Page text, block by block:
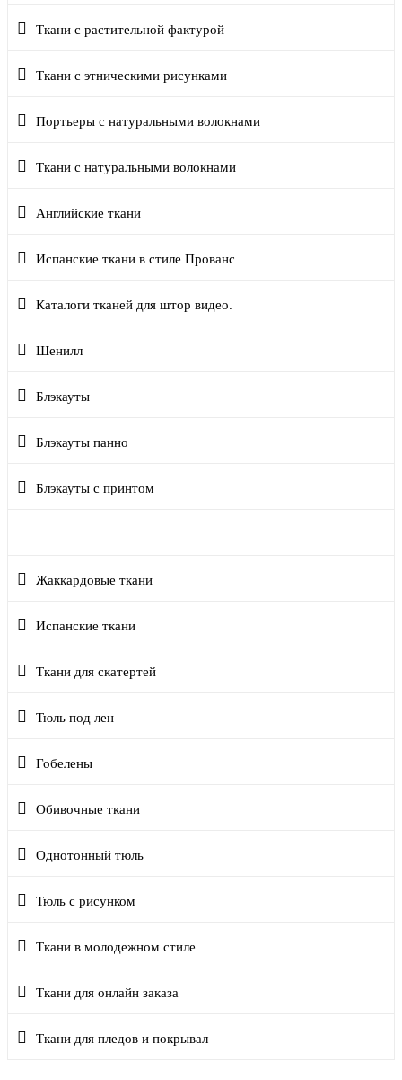
Ткани с растительной фактурой
Ткани с этническими рисунками
Портьеры с натуральными волокнами
Ткани с натуральными волокнами
Английские ткани
Испанские ткани в стиле Прованс
Каталоги тканей для штор видео.
Шенилл
Блэкауты
Блэкауты панно
Блэкауты с принтом
Жаккардовые ткани
Испанские ткани
Ткани для скатертей
Тюль под лен
Гобелены
Обивочные ткани
Однотонный тюль
Тюль с рисунком
Ткани в молодежном стиле
Ткани для онлайн заказа
Ткани для пледов и покрывал